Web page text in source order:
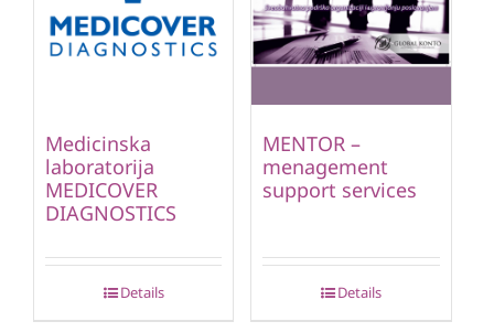
Medicinska
laboratorija
MEDICOVER
DIAGNOSTICS
Details
MENTOR –
menagement
support services
Details